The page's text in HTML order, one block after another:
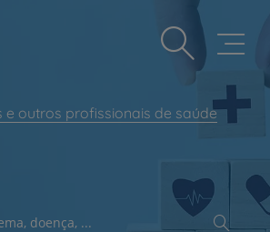
e bem-estar
da Saúde
Center
e outros profissionais de saúde
doença, ...